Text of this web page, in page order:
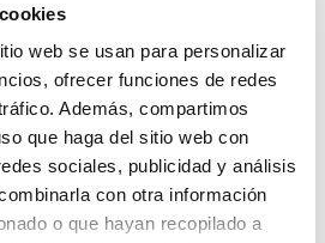
web se usan para personalizar
ofrecer funciones de redes
Además, compartimos
que haga del sitio web con
sociales, publicidad y análisis
con otra información
o que hayan recopilado a
de Educación, Investigación,
por la cual se regula la
respuesta educativa para la
en los centros docentes
públicos del sistema educativo